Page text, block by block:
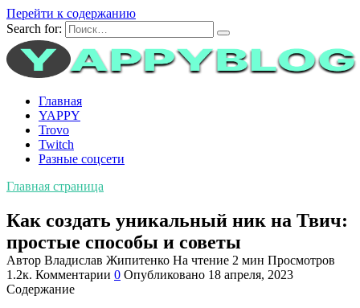
Перейти к содержанию
Search for:
Главная
YAPPY
Trovo
Twitch
Разные соцсети
Главная страница
Как создать уникальный ник на Твич:
простые способы и советы
Автор Владислав Жипитенко На чтение 2 мин Просмотров
1.2к. Комментарии 0 Опубликовано 18 апреля, 2023
Содержание